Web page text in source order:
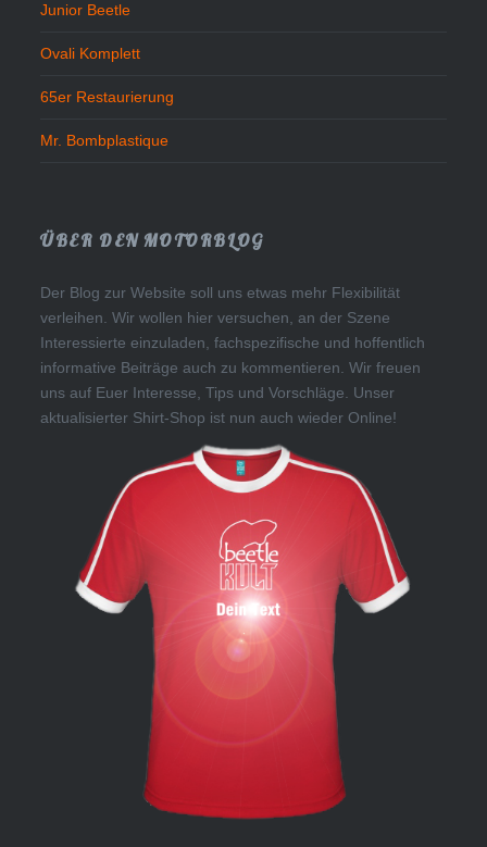
Junior Beetle
Ovali Komplett
65er Restaurierung
Mr. Bombplastique
ÜBER DEN MOTORBLOG
Der Blog zur Website soll uns etwas mehr Flexibilität
verleihen. Wir wollen hier versuchen, an der Szene
Interessierte einzuladen, fachspezifische und hoffentlich
informative Beiträge auch zu kommentieren. Wir freuen
uns auf Euer Interesse, Tips und Vorschläge. Unser
aktualisierter Shirt-Shop ist nun auch wieder Online!